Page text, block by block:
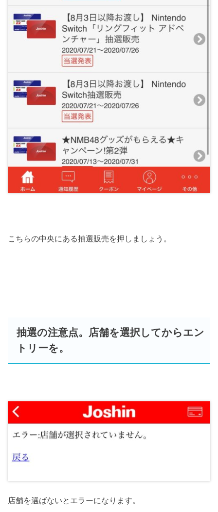
こちらの中央にある抽選販売を押しましょう。
抽選の注意点。店舗を選択してからエン
トリーを。
店舗を選ばないとエラーになります。